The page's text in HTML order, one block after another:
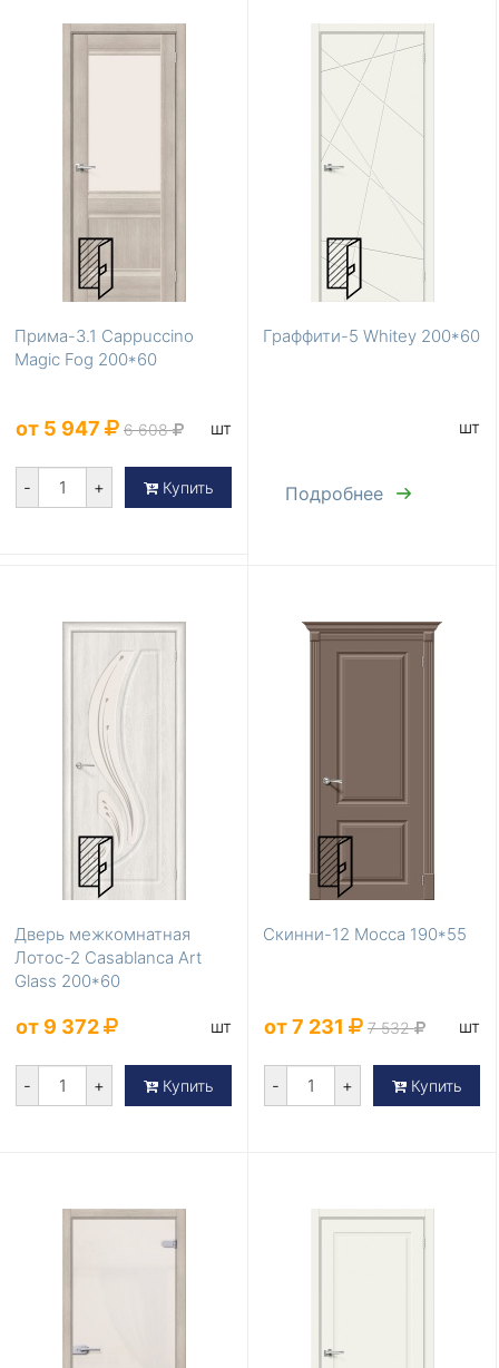
Прима-3.1 Cappuccino
Magic Fog 200*60
от 5 947 6 608 шт
- + Купить
Граффити-5 Whitey 200*60
шт
Подробнее
Дверь межкомнатная
Лотос-2 Casablanca Art
Glass 200*60
от 9 372 шт
- + Купить
Скинни-12 Mocca 190*55
от 7 231 7 532 шт
- + Купить